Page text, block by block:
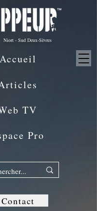
- Sud Deux-Sèvres
Contact
TV
Pro
Accueil